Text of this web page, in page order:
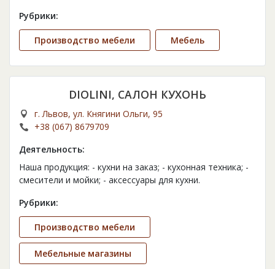
Рубрики:
Производство мебели Мебель
DIOLINI, САЛОН КУХОНЬ
г. Львов, ул. Княгини Ольги, 95
+38 (067) 8679709
Деятельность:
Наша продукция: - кухни на заказ; - кухонная техника; -
смесители и мойки; - аксессуары для кухни.
Рубрики:
Производство мебели
Мебельные магазины